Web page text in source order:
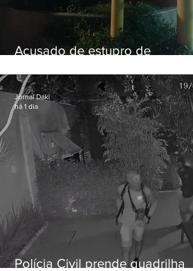
Acusado de estupro de
Polícia Civil prende quadrilha
Jornal Daki
há 1 dia